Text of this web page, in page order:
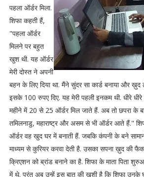
पहला ऑर्डर मिला.
शिफा कहती हैं,
"पहला ऑर्डर
मिलने पर बहुत
खुश थी. यह ऑर्डर
मेरी दोस्त ने अपनी
बहन के लिए दिया था. मैंने सुंदर सा कार्ड बनाया और
इसके 100 रुपए दिए. यह मेरी पहली इनकम थी. धीरे
महीने में 20 से 25 ऑर्डर मिल जाते हैं. अब तो छपरा के
तमिलनाडु, महाराष्ट्र और असम से भी ऑर्डर आते हैं."
ऑर्डर वह खुद घर में बनाती हैं. जबकि कंपनी के बने
माध्यम से कुरियर करवा देती है. उसका सपना ख़ुद की
क्रिएशन को ब्रांड बनाने का है. शिफा के माता पिता
में थे. परंतु अब उन्हें इस बात की खुशी है कि शिफा उनके